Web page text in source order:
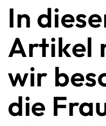
In
Artikel
wir
die